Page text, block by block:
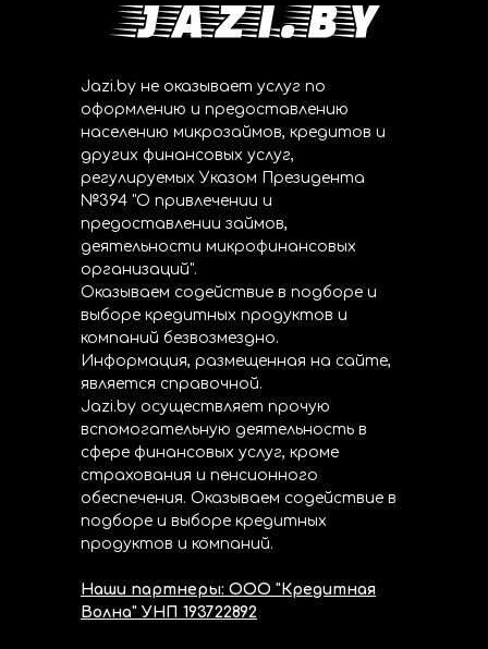
Jazi.by не оказывает услуг по
оформлению и предоставлению
населению микрозаймов, кредитов и
других финансовых услуг,
регулируемых Указом Президента
№394 "О привлечении и
предоставлении займов,
деятельности микрофинансовых
организаций".
Оказываем содействие в подборе и
выборе кредитных продуктов и
компаний безвозмездно.
Информация, размещенная на сайте,
является справочной.
Jazi.by осуществляет прочую
вспомогательную деятельность в
сфере финансовых услуг, кроме
страхования и пенсионного
обеспечения. Оказываем содействие в
подборе и выборе кредитных
продуктов и компаний.
Наши партнеры: ООО "Кредитная
Волна" УНП 193722892